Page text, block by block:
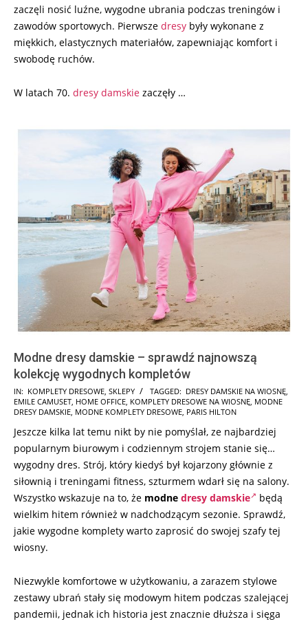
zaczęli nosić luźne, wygodne ubrania podczas treningów i
zawodów sportowych. Pierwsze dresy były wykonane z
miękkich, elastycznych materiałów, zapewniając komfort i
swobodę ruchów.
W latach 70. dresy damskie zaczęły …
Modne dresy damskie – sprawdź najnowszą
kolekcję wygodnych kompletów
2025-
03-
IN: KOMPLETY DRESOWE, SKLEPY TAGGED: DRESY DAMSKIE NA WIOSNĘ,
EMILE CAMUSET, HOME OFFICE, KOMPLETY DRESOWE NA WIOSNĘ, MODNE
DRESY DAMSKIE, MODNE KOMPLETY DRESOWE, PARIS HILTON
Jeszcze kilka lat temu nikt by nie pomyślał, ze najbardziej
popularnym biurowym i codziennym strojem stanie się…
wygodny dres. Strój, który kiedyś był kojarzony głównie z
siłownią i treningami fitness, szturmem wdarł się na salony.
Wszystko wskazuje na to, że modne dresy damskie
będą
wielkim hitem również w nadchodzącym sezonie. Sprawdź,
jakie wygodne komplety warto zaprosić do swojej szafy tej
wiosny.
Niezwykle komfortowe w użytkowaniu, a zarazem stylowe
zestawy ubrań stały się modowym hitem podczas szalejącej
pandemii, jednak ich historia jest znacznie dłuższa i sięga